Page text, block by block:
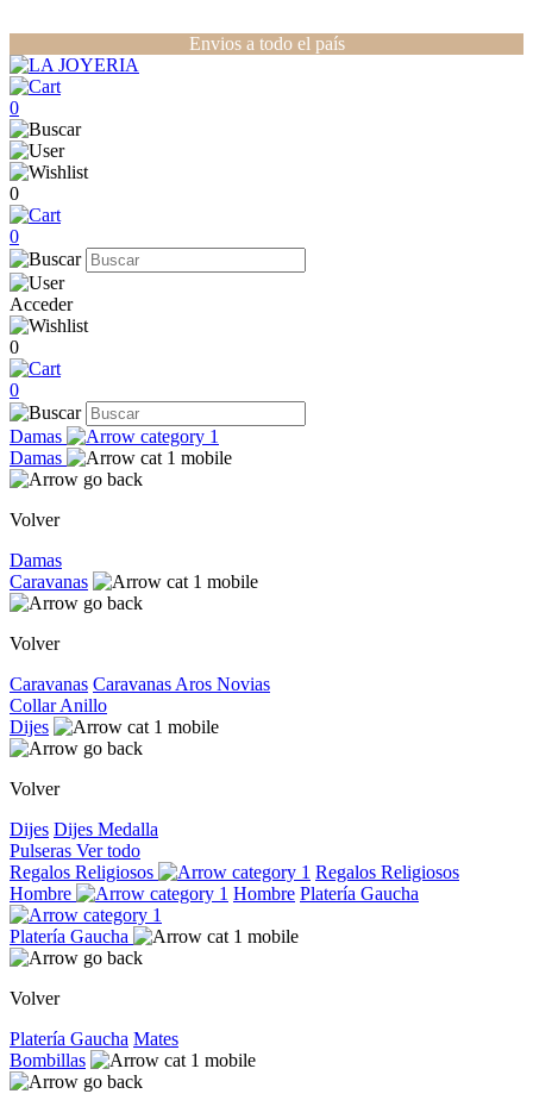
Envios a todo el país
0
0
0
Acceder
0
0
Damas
Damas
Volver
Damas
Caravanas
Volver
Caravanas Caravanas Aros Novias
CollarAnillo
Dijes
Volver
Dijes Dijes Medalla
Pulseras Ver todo
Regalos Religiosos
Regalos Religiosos
Hombre
Hombre Platería Gaucha
Platería Gaucha
Volver
Platería Gaucha Mates
Bombillas